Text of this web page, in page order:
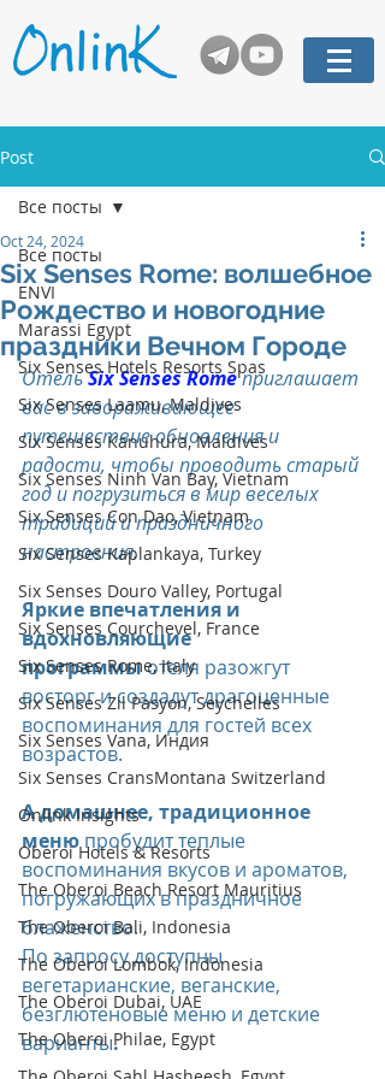
Post
Все посты
ENVI
Marassi Egypt
Six Senses Hotels Resorts Spas
Six Senses Laamu, Maldives
Six Senses Kanuhura, Maldives
Six Senses Ninh Van Bay, Vietnam
Six Senses Con Dao, Vietnam
Six Senses Kaplankaya, Turkey
Six Senses Douro Valley, Portugal
Six Senses Courchevel, France
Six Senses Rome, Italy
Six Senses Zil Pasyon, Seychelles
Six Senses Vana, Индия
Six Senses CransMontana Switzerland
Onlink Insights
Oberoi Hotels & Resorts
The Oberoi Beach Resort Mauritius
The Oberoi Bali, Indonesia
The Oberoi Lombok, Indonesia
The Oberoi Dubai, UAE
The Oberoi Philae, Egypt
Все посты
Six Senses Rome: волшебное
Рождество и новогодние
праздники Вечном Городе
Oct 24, 2024
Отель Six Senses Rome приглашает
вас в завораживающее
путешествие обновления и
радости, чтобы проводить старый
год и погрузиться в мир веселых
традиций и праздничного
настроения.
Яркие впечатления и
вдохновляющие
программы отеля разожгут
восторг и создадут драгоценные
воспоминания для гостей всех
возрастов.
А домашнее, традиционное
меню пробудит теплые
воспоминания вкусов и ароматов,
погружающих в праздничное
блаженство.
По запросу доступны
вегетарианские, веганские,
безглютеновые меню и детские
варианты.